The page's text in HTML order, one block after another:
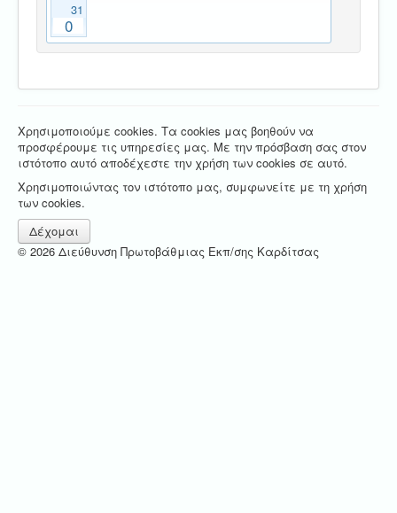
31
0
Χρησιμοποιούμε cookies. Τα cookies μας βοηθούν να
προσφέρουμε τις υπηρεσίες μας. Με την πρόσβαση σας στον
ιστότοπο αυτό αποδέχεστε την χρήση των cookies σε αυτό.
Χρησιμοποιώντας τον ιστότοπο μας, συμφωνείτε με τη χρήση
των cookies.
Δέχομαι
© 2026 Διεύθυνση Πρωτοβάθμιας Εκπ/σης Καρδίτσας